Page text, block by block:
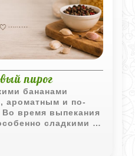
пирог
бананами
ароматным и по-
время выпекания
сладкими и
мягким тестом.